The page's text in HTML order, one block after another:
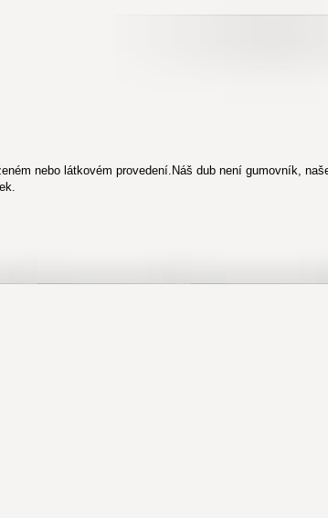
nebo látkovém provedení.Náš dub není gumovník,